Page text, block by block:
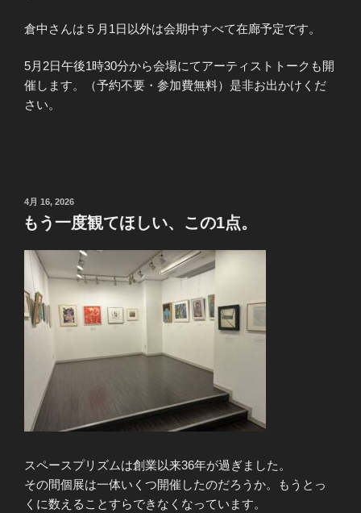
倉中さんは５月1日以外は会期中すべて在廊予定です。
5月2日午後1時30分から会場にてアーティストトークも開
催します。（予約不要・参加費無料）是非お出かけくだ
さい。
投
稿
日:
4月 16, 2026
もう一度観てほしい、この1点。
スペースプリズムは創業以来36年が過ぎました。
その間個展は一体いくつ開催したのだろうか。もうとっ
くに数えることすらできなくなっています。